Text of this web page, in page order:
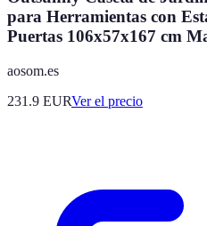
para Herramientas con
Puertas 106x57x167 cm
aosom.es
231.9 EURVer el precio